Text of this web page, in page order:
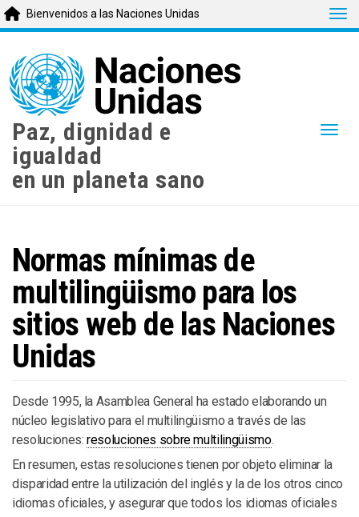
main
content
Bienvenidos a las Naciones Unidas
Paz, dignidad e
igualdad
en un planeta sano
Normas mínimas de
multilingüismo para los
sitios web de las Naciones
Unidas
Desde 1995, la Asamblea General ha estado elaborando un
núcleo legislativo para el multilingüismo a través de las
resoluciones:resoluciones sobre multilingüismo.
En resumen, estas resoluciones tienen por objeto eliminar la
disparidad entre la utilización del inglés y la de los otros cinco
idiomas oficiales, y asegurar que todos los idiomas oficiales